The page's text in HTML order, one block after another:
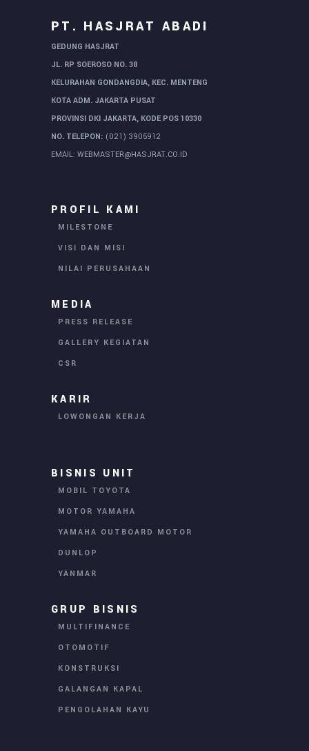
PT. HASJRAT ABADI
GEDUNG HASJRAT
JL. RP SOEROSO NO. 38
KELURAHAN GONDANGDIA, KEC. MENTENG
KOTA ADM. JAKARTA PUSAT
PROVINSI DKI JAKARTA, KODE POS 10330
NO. TELEPON: (021) 3905912
EMAIL: WEBMASTER@HASJRAT.CO.ID
PROFIL KAMI
MILESTONE
VISI DAN MISI
NILAI PERUSAHAAN
MEDIA
PRESS RELEASE
GALLERY KEGIATAN
CSR
KARIR
LOWONGAN KERJA
BISNIS UNIT
MOBIL TOYOTA
MOTOR YAMAHA
YAMAHA OUTBOARD MOTOR
DUNLOP
YANMAR
GRUP BISNIS
MULTIFINANCE
OTOMOTIF
KONSTRUKSI
GALANGAN KAPAL
PENGOLAHAN KAYU